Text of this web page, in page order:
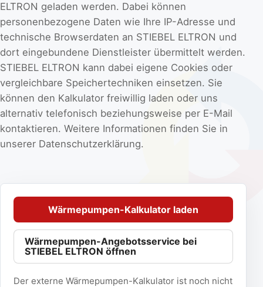
ELTRON geladen werden. Dabei können
personenbezogene Daten wie Ihre IP-Adresse und
technische Browserdaten an STIEBEL ELTRON und
dort eingebundene Dienstleister übermittelt werden.
STIEBEL ELTRON kann dabei eigene Cookies oder
vergleichbare Speichertechniken einsetzen. Sie
können den Kalkulator freiwillig laden oder uns
alternativ telefonisch beziehungsweise per E-Mail
kontaktieren. Weitere Informationen finden Sie in
unserer Datenschutzerklärung.
Wärmepumpen-Kalkulator laden
Wärmepumpen-Angebotsservice bei
STIEBEL ELTRON öffnen
Der externe Wärmepumpen-Kalkulator ist noch nicht